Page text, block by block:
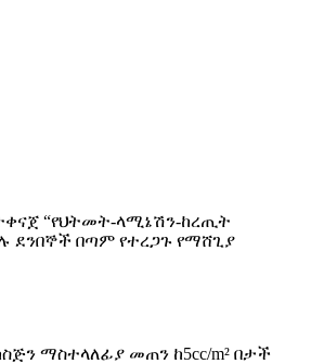
“የህትመት-ላሚኔሽን-ከረጢት
ደንበኞች በጣም የተረጋጉ የማሸጊያ
ማስተላለፊያ መጠን ከ5cc/m² በታች